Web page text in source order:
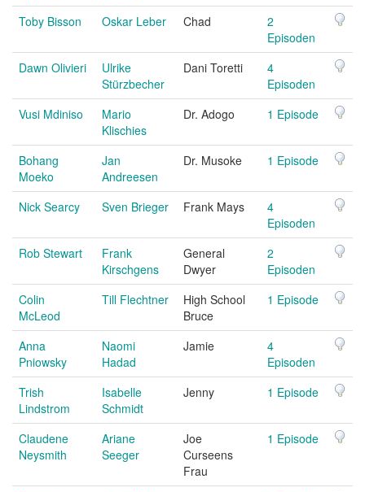
Toby Bisson Oskar Leber Chad
2
Episoden
Dawn Olivieri
Ulrike
Stürzbecher
Dani Toretti
4
Episoden
Vusi Mdiniso
Mario
Klischies
Dr. Adogo 1 Episode
Bohang
Moeko
Jan
Andreesen
Dr. Musoke 1 Episode
Nick Searcy Sven Brieger Frank Mays
4
Episoden
Rob Stewart
Frank
Kirschgens
General
Dwyer
2
Episoden
Colin
McLeod
Till Flechtner
High School
Bruce
1 Episode
Anna
Pniowsky
Naomi
Hadad
Jamie
4
Episoden
Trish
Lindstrom
Isabelle
Schmidt
Jenny 1 Episode
Claudene
Neysmith
Ariane
Seeger
Joe
Curseens
Frau
1 Episode